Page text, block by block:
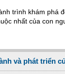
trình khám phá
nhất của con
và phát triển